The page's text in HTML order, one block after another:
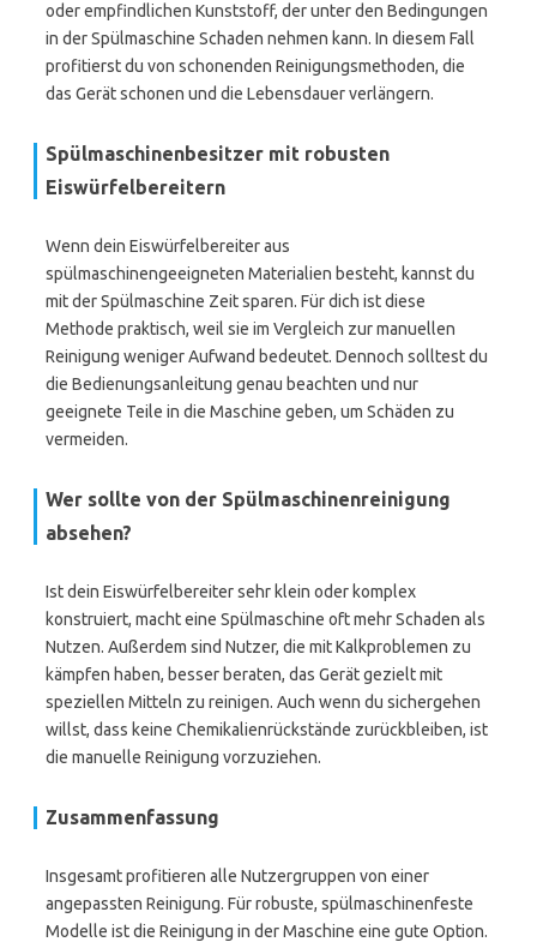
oder empfindlichen Kunststoff, der unter den Bedingungen
in der Spülmaschine Schaden nehmen kann. In diesem Fall
profitierst du von schonenden Reinigungsmethoden, die
das Gerät schonen und die Lebensdauer verlängern.
Spülmaschinenbesitzer mit robusten
Eiswürfelbereitern
Wenn dein Eiswürfelbereiter aus
spülmaschinengeeigneten Materialien besteht, kannst du
mit der Spülmaschine Zeit sparen. Für dich ist diese
Methode praktisch, weil sie im Vergleich zur manuellen
Reinigung weniger Aufwand bedeutet. Dennoch solltest du
die Bedienungsanleitung genau beachten und nur
geeignete Teile in die Maschine geben, um Schäden zu
vermeiden.
Wer sollte von der Spülmaschinenreinigung
absehen?
Ist dein Eiswürfelbereiter sehr klein oder komplex
konstruiert, macht eine Spülmaschine oft mehr Schaden als
Nutzen. Außerdem sind Nutzer, die mit Kalkproblemen zu
kämpfen haben, besser beraten, das Gerät gezielt mit
speziellen Mitteln zu reinigen. Auch wenn du sichergehen
willst, dass keine Chemikalienrückstände zurückbleiben, ist
die manuelle Reinigung vorzuziehen.
Zusammenfassung
Insgesamt profitieren alle Nutzergruppen von einer
angepassten Reinigung. Für robuste, spülmaschinenfeste
Modelle ist die Reinigung in der Maschine eine gute Option.